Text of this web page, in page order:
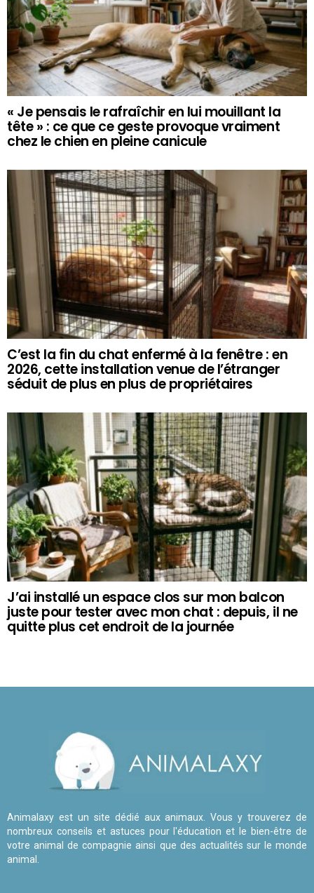
« Je pensais le rafraîchir en lui mouillant la
tête » : ce que ce geste provoque vraiment
chez le chien en pleine canicule
C’est la fin du chat enfermé à la fenêtre : en
2026, cette installation venue de l’étranger
séduit de plus en plus de propriétaires
J’ai installé un espace clos sur mon balcon
juste pour tester avec mon chat : depuis, il ne
quitte plus cet endroit de la journée
Animalaxy est un site dédié aux animaux. Vous y trouverez de
nombreux conseils et astuces pour l'éducation et le bien-être de
votre animal de compagnie ainsi que des actualités sur le monde
animal.